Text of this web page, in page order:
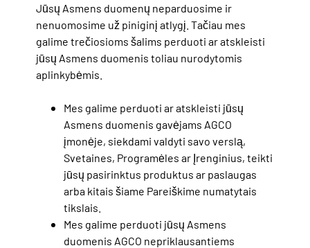
Jūsų Asmens duomenų neparduosime ir
nenuomosime už piniginį atlygį. Tačiau mes
galime trečiosioms šalims perduoti ar atskleisti
jūsų Asmens duomenis toliau nurodytomis
aplinkybėmis.
Mes galime perduoti ar atskleisti jūsų
Asmens duomenis gavėjams AGCO
įmonėje, siekdami valdyti savo verslą,
Svetaines, Programėles ar Įrenginius, teikti
jūsų pasirinktus produktus ar paslaugas
arba kitais šiame Pareiškime numatytais
tikslais.
Mes galime perduoti jūsų Asmens
duomenis AGCO nepriklausantiems